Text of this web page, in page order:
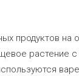
продуктов на
растение